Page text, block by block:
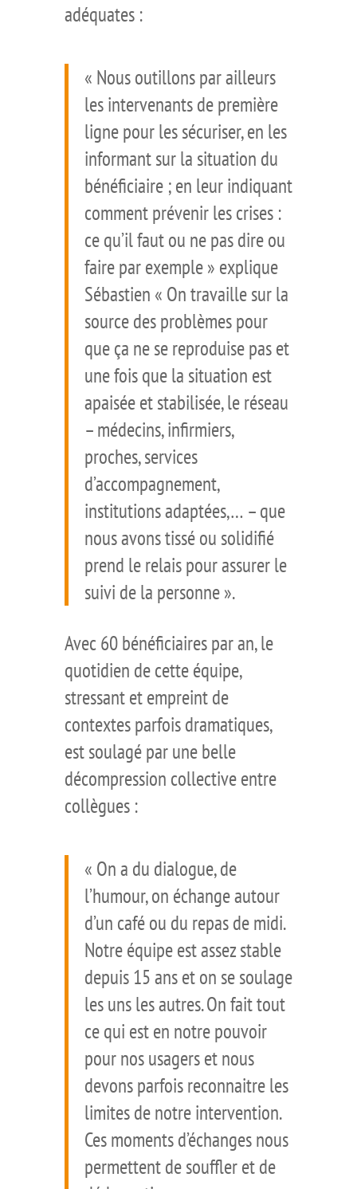
adéquates :
« Nous outillons par ailleurs
les intervenants de première
ligne pour les sécuriser, en les
informant sur la situation du
bénéficiaire ; en leur indiquant
comment prévenir les crises :
ce qu’il faut ou ne pas dire ou
faire par exemple » explique
Sébastien « On travaille sur la
source des problèmes pour
que ça ne se reproduise pas et
une fois que la situation est
apaisée et stabilisée, le réseau
– médecins, infirmiers,
proches, services
d’accompagnement,
institutions adaptées,… – que
nous avons tissé ou solidifié
prend le relais pour assurer le
suivi de la personne ».
Avec 60 bénéficiaires par an, le
quotidien de cette équipe,
stressant et empreint de
contextes parfois dramatiques,
est soulagé par une belle
décompression collective entre
collègues :
« On a du dialogue, de
l’humour, on échange autour
d’un café ou du repas de midi.
Notre équipe est assez stable
depuis 15 ans et on se soulage
les uns les autres. On fait tout
ce qui est en notre pouvoir
pour nos usagers et nous
devons parfois reconnaitre les
limites de notre intervention.
Ces moments d’échanges nous
permettent de souffler et de